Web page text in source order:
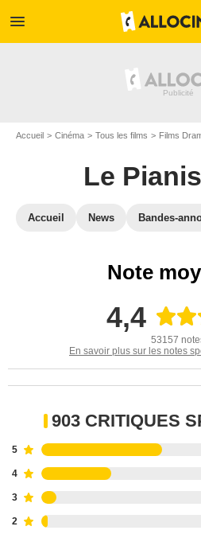
menu
Accueil Cinéma Tous les films Films
Le
Accueil News Bandes-
Note
4,4
53157
En savoir plus sur les notes
903 CRITIQUES
5
4
3
2